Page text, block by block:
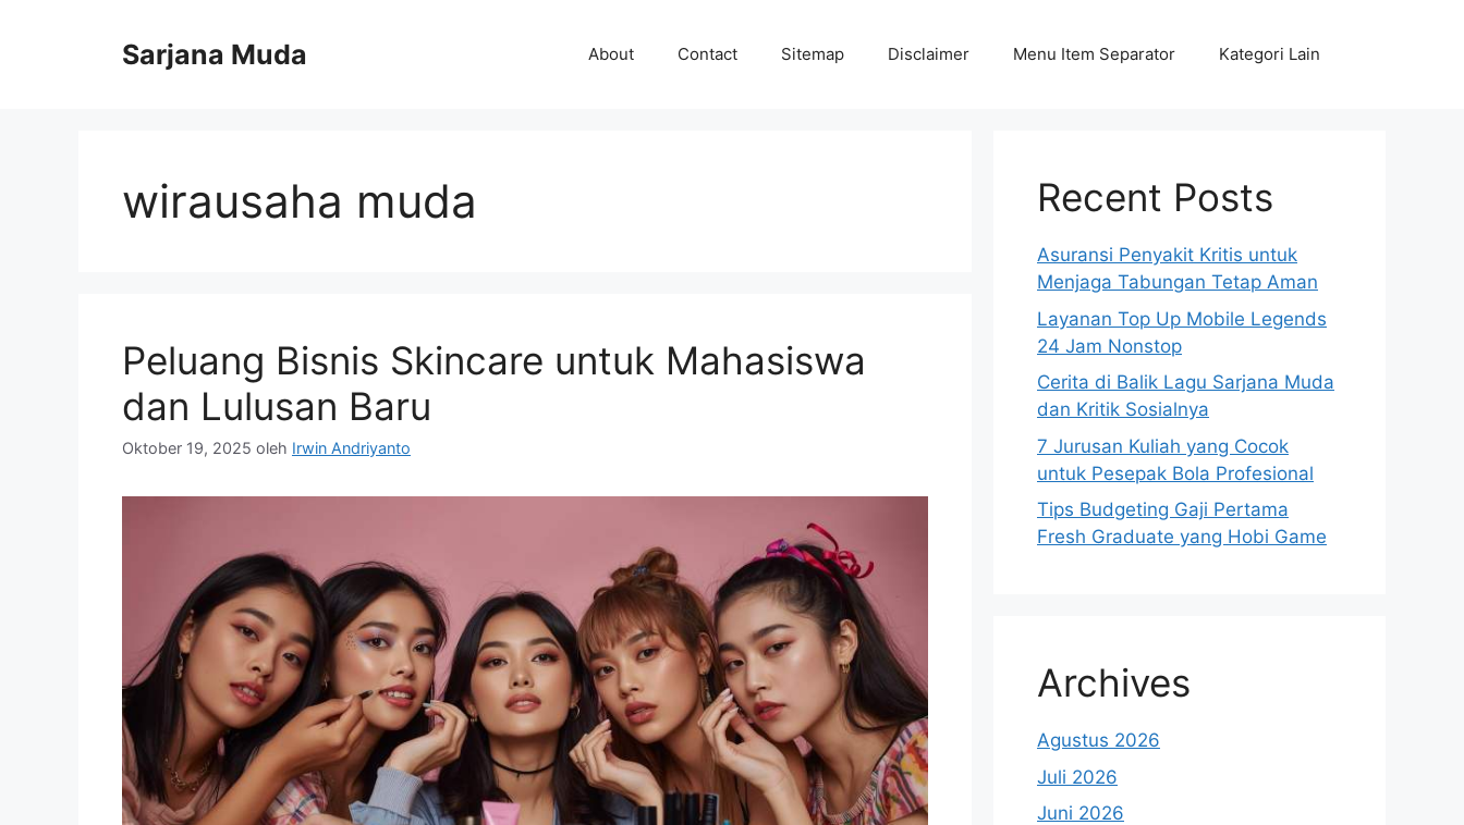
Sarjana Muda About Contact Sitemap Disclaimer Menu Item Separator Kategori Lain
wirausaha muda
Peluang Bisnis Skincare untuk Mahasiswa
dan Lulusan Baru
Oktober 19, 2025 oleh Irwin Andriyanto
Recent Posts
Asuransi Penyakit Kritis untuk
Menjaga Tabungan Tetap Aman
Layanan Top Up Mobile Legends
24 Jam Nonstop
Cerita di Balik Lagu Sarjana Muda
dan Kritik Sosialnya
7 Jurusan Kuliah yang Cocok
untuk Pesepak Bola Profesional
Tips Budgeting Gaji Pertama
Fresh Graduate yang Hobi Game
Archives
Agustus 2026
Juli 2026
Juni 2026